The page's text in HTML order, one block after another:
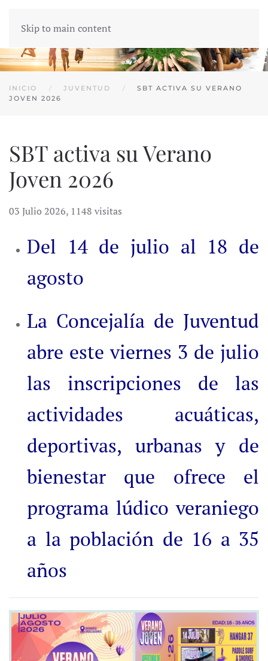
Skip to main content
INICIO JUVENTUD
SBT ACTIVA SU VERANO
JOVEN 2026
SBT activa su Verano
Joven 2026
03 Julio 2026, 1148 visitas
Del 14 de julio al 18 de
agosto
La Concejalía de Juventud
abre este viernes 3 de julio
las inscripciones de las
actividades acuáticas,
deportivas, urbanas y de
bienestar que ofrece el
programa lúdico veraniego
a la población de 16 a 35
años